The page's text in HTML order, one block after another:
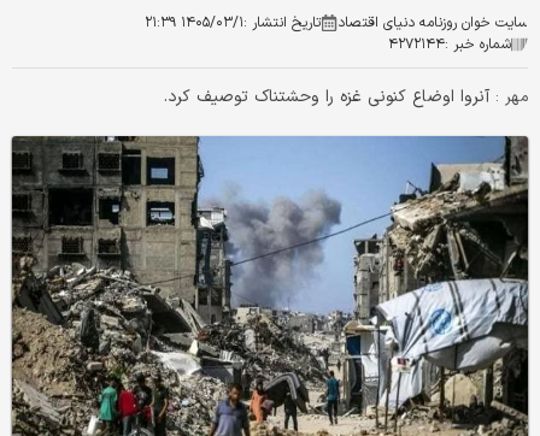
سایت خوان روزنامه دنیای اقتصاد تاریخ انتشار :۱۴۰۵/۰۳/۱ ۲۱:۳۹
شماره خبر :۴۲۷۲۱۴۴
مهر : آنروا اوضاع کنونی غزه را وحشتناک توصیف کرد.